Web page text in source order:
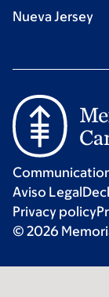
Nueva Jersey
Aviso Legal
Privacy policy
© 2026